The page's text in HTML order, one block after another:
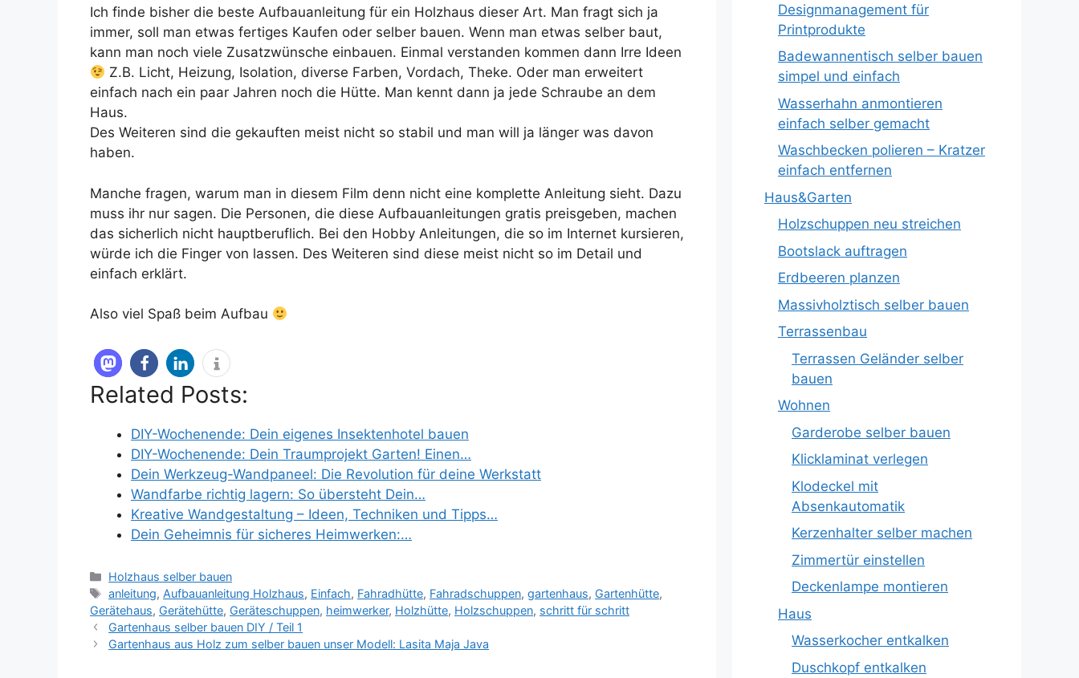
Ich finde bisher die beste Aufbauanleitung für ein Holzhaus dieser Art. Man fragt sich ja
immer, soll man etwas fertiges Kaufen oder selber bauen. Wenn man etwas selber baut,
kann man noch viele Zusatzwünsche einbauen. Einmal verstanden kommen dann Irre Ideen
Z.B. Licht, Heizung, Isolation, diverse Farben, Vordach, Theke. Oder man erweitert
einfach nach ein paar Jahren noch die Hütte. Man kennt dann ja jede Schraube an dem
Haus.
Des Weiteren sind die gekauften meist nicht so stabil und man will ja länger was davon
haben.
Manche fragen, warum man in diesem Film denn nicht eine komplette Anleitung sieht. Dazu
muss ihr nur sagen. Die Personen, die diese Aufbauanleitungen gratis preisgeben, machen
das sicherlich nicht hauptberuflich. Bei den Hobby Anleitungen, die so im Internet kursieren,
würde ich die Finger von lassen. Des Weiteren sind diese meist nicht so im Detail und
einfach erklärt.
Also viel Spaß beim Aufbau
Related Posts:
DIY-Wochenende: Dein eigenes Insektenhotel bauen
DIY-Wochenende: Dein Traumprojekt Garten! Einen…
Dein Werkzeug-Wandpaneel: Die Revolution für deine Werkstatt
Wandfarbe richtig lagern: So übersteht Dein…
Kreative Wandgestaltung – Ideen, Techniken und Tipps…
Dein Geheimnis für sicheres Heimwerken:…
Kategorien
Holzhaus selber bauen
Schlagwörter
anleitung, Aufbauanleitung Holzhaus, Einfach, Fahradhütte, Fahradschuppen,gartenhaus, Gartenhütte,
Gerätehaus, Gerätehütte, Geräteschuppen, heimwerker, Holzhütte, Holzschuppen, schritt für schritt
Gartenhaus selber bauen DIY / Teil 1
Gartenhaus aus Holz zum selber bauen unser Modell: Lasita Maja Java
Designmanagement für
Printprodukte
Badewannentisch selber bauen
simpel und einfach
Wasserhahn anmontieren
einfach selber gemacht
Waschbecken polieren – Kratzer
einfach entfernen
Haus&Garten
Holzschuppen neu streichen
Bootslack auftragen
Erdbeeren planzen
Massivholztisch selber bauen
Terrassenbau
Terrassen Geländer selber
bauen
Wohnen
Garderobe selber bauen
Klicklaminat verlegen
Klodeckel mit
Absenkautomatik
Kerzenhalter selber machen
Zimmertür einstellen
Deckenlampe montieren
Haus
Wasserkocher entkalken
Duschkopf entkalken